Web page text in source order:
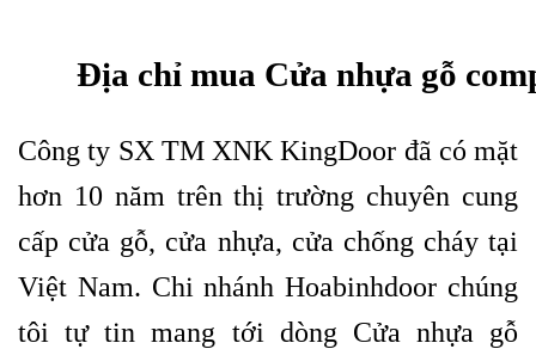
Địa chỉ mua Cửa nhựa gỗ
Công ty SX TM XNKKingDoor đã có mặt
hơn 10 năm trên thị trường chuyên cung
cấp cửa gỗ, cửa nhựa, cửa chống cháytại
Việt Nam. Chi nhánhHoabinhdoor chúng
tôi tự tin mang tới dòng Cửa nhựa gỗ